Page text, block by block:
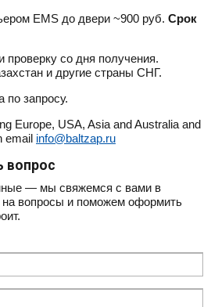
EMS до двери ~900 руб. Срок
проверку со дня получения.
и другие страны СНГ.
по запросу.
Europe, USA, Asia and Australia and
email info@baltzap.ru
вопрос
— мы свяжемся с вами в
на вопросы и поможем оформить